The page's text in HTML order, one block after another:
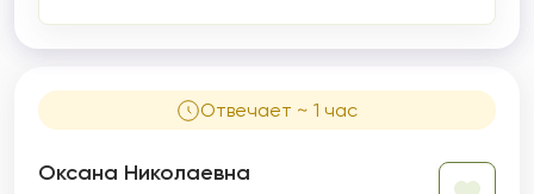
Отвечает ~ 1 час
Оксана Николаевна